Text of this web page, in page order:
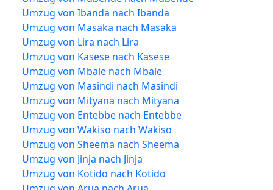
Umzug von Ibanda nach Ibanda
Umzug von Masaka nach Masaka
Umzug von Lira nach Lira
Umzug von Kasese nach Kasese
Umzug von Mbale nach Mbale
Umzug von Masindi nach Masindi
Umzug von Mityana nach Mityana
Umzug von Entebbe nach Entebbe
Umzug von Wakiso nach Wakiso
Umzug von Sheema nach Sheema
Umzug von Jinja nach Jinja
Umzug von Kotido nach Kotido